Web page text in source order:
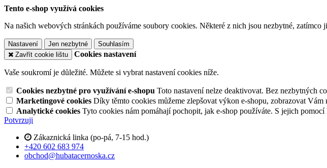
Tento e-shop využívá cookies
Na našich webových stránkách používáme soubory cookies. Některé z nich jsou nezbytné,
Nastavení Jen nezbytné
Souhlasím
Zavřít cookie lištu
Cookies nastavení
Vaše soukromí je důležité. Můžete si vybrat nastavení cookies níže.
Cookies nezbytné pro využívání e-shopu Toto nastavení nelze deaktivovat. Bez nezbytných
Marketingové cookies Díky těmto cookies můžeme zlepšovat výkon e-shopu, zobrazovat
Analytické cookies Tyto cookies nám pomáhají pochopit, jak e-shop používáte. S jejich pomocí
Potvrzuji
Zákaznická linka (po-pá, 7-15 hod.)
+420 602 683 974
obchod@hubatacernoska.cz